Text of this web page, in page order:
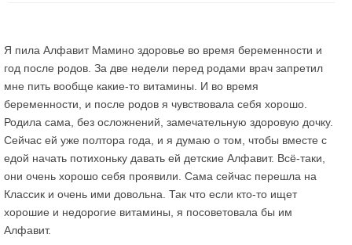
Я пила Алфавит Мамино здоровье во время беременности и
год после родов. За две недели перед родами врач запретил
мне пить вообще какие-то витамины. И во время
беременности, и после родов я чувствовала себя хорошо.
Родила сама, без осложнений, замечательную здоровую дочку.
Сейчас ей уже полтора года, и я думаю о том, чтобы вместе с
едой начать потихоньку давать ей детские Алфавит. Всё-таки,
они очень хорошо себя проявили. Сама сейчас перешла на
Классик и очень ими довольна. Так что если кто-то ищет
хорошие и недорогие витамины, я посоветовала бы им
Алфавит.